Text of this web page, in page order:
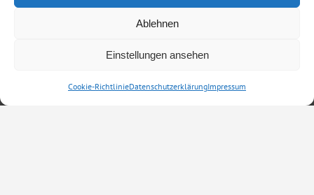
Ablehnen
Einstellungen ansehen
Cookie-RichtlinieDatenschutzerklärungImpressum